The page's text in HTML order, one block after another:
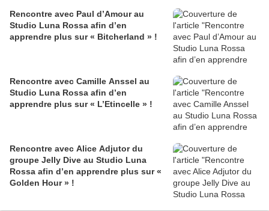
Rencontre avec Paul d’Amour au
Studio Luna Rossa afin d’en
apprendre plus sur « Bitcherland » !
Rencontre avec Camille Anssel au
Studio Luna Rossa afin d’en
apprendre plus sur « L’Etincelle » !
Rencontre avec Alice Adjutor du
groupe Jelly Dive au Studio Luna
Rossa afin d’en apprendre plus sur «
Golden Hour » !